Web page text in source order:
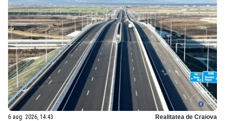
6 aug. 2026, 14:43 Realitatea de Craiova